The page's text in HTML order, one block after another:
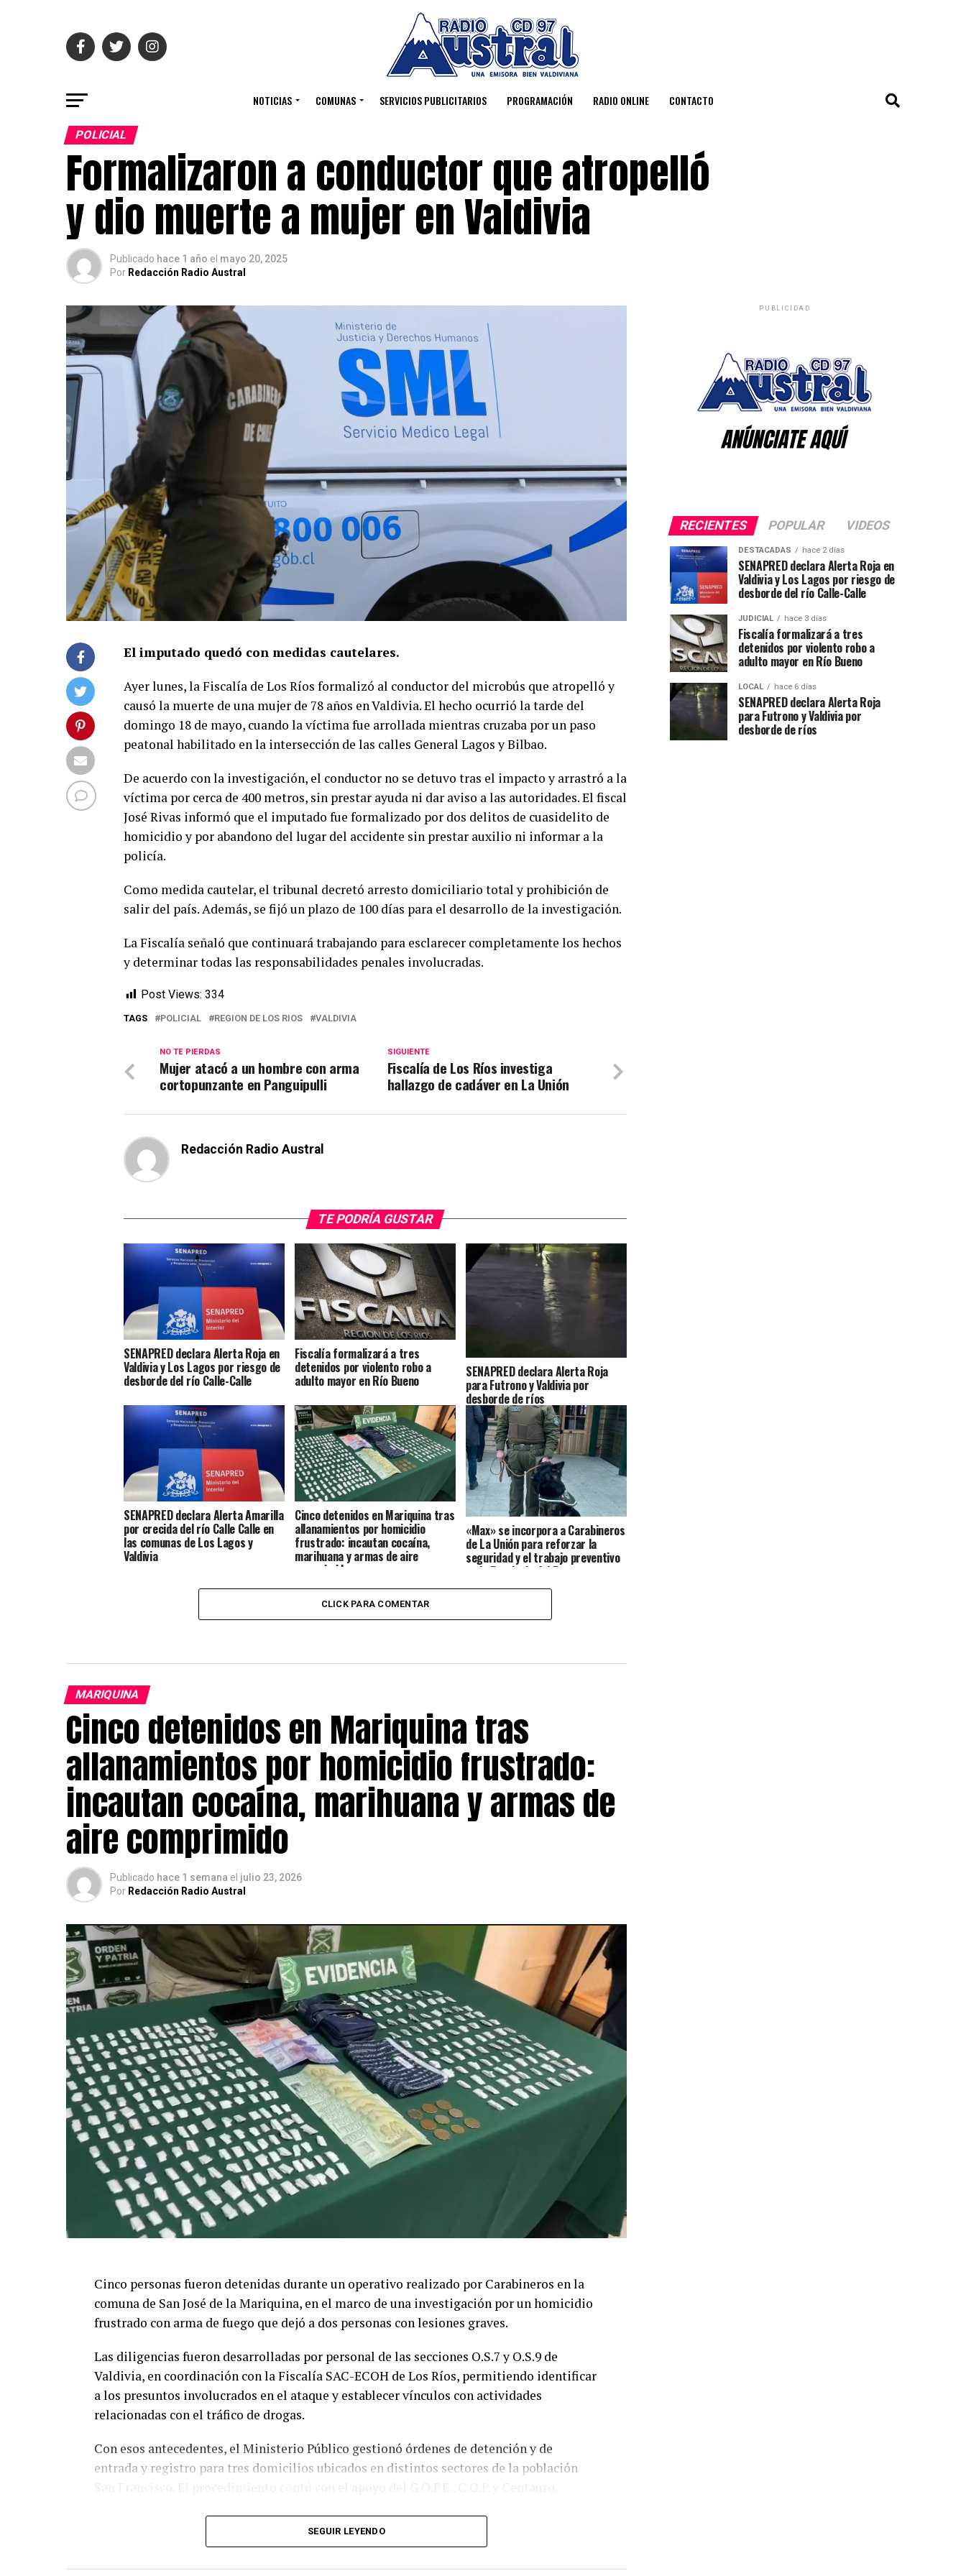
NOTICIAS COMUNAS SERVICIOS PUBLICITARIOS PROGRAMACIÓN RADIO ONLINE CONTACTO
POLICIAL
Formalizaron a conductor que atropelló
y dio muerte a mujer en Valdivia
Publicado hace 1 año el mayo 20, 2025
Por Redacción Radio Austral
El imputado quedó con medidas cautelares.
Ayer lunes, la Fiscalía de Los Ríos formalizó al conductor del microbús que atropelló y
causó la muerte de una mujer de 78 años en Valdivia. El hecho ocurrió la tarde del
domingo 18 de mayo, cuando la víctima fue arrollada mientras cruzaba por un paso
peatonal habilitado en la intersección de las calles General Lagos y Bilbao.
De acuerdo con la investigación, el conductor no se detuvo tras el impacto y arrastró a la
víctima por cerca de 400 metros, sin prestar ayuda ni dar aviso a las autoridades. El fiscal
José Rivas informó que el imputado fue formalizado por dos delitos de cuasidelito de
homicidio y por abandono del lugar del accidente sin prestar auxilio ni informar a la
policía.
Como medida cautelar, el tribunal decretó arresto domiciliario total y prohibición de
salir del país. Además, se fijó un plazo de 100 días para el desarrollo de la investigación.
La Fiscalía señaló que continuará trabajando para esclarecer completamente los hechos
y determinar todas las responsabilidades penales involucradas.
Post Views: 334
TAGS POLICIAL REGION DE LOS RIOS VALDIVIA
SIGUIENTE
Fiscalía de Los Ríos investiga
hallazgo de cadáver en La Unión
NO TE PIERDAS
Mujer atacó a un hombre con arma
cortopunzante en Panguipulli
Redacción Radio Austral
TE PODRÍA GUSTAR
SENAPRED declara Alerta Roja en
Valdivia y Los Lagos por riesgo de
desborde del río Calle-Calle
Fiscalía formalizará a tres
detenidos por violento robo a
adulto mayor en Río Bueno
SENAPRED declara Alerta Roja
para Futrono y Valdivia por
desborde de ríos
SENAPRED declara Alerta Amarilla
por crecida del río Calle Calle en
las comunas de Los Lagos y
Valdivia
Cinco detenidos en Mariquina tras
allanamientos por homicidio
frustrado: incautan cocaína,
marihuana y armas de aire
comprimido
«Max» se incorpora a Carabineros
de La Unión para reforzar la
seguridad y el trabajo preventivo
en la Provincia del Ranco
CLICK PARA COMENTAR
MARIQUINA
Cinco detenidos en Mariquina tras
allanamientos por homicidio frustrado:
incautan cocaína, marihuana y armas de
aire comprimido
Publicado hace 1 semana el julio 23, 2026
Por Redacción Radio Austral
Cinco personas fueron detenidas durante un operativo realizado por Carabineros en la
comuna de San José de la Mariquina, en el marco de una investigación por un homicidio
frustrado con arma de fuego que dejó a dos personas con lesiones graves.
Las diligencias fueron desarrolladas por personal de las secciones O.S.7 y O.S.9 de
Valdivia, en coordinación con la Fiscalía SAC-ECOH de Los Ríos, permitiendo identificar
a los presuntos involucrados en el ataque y establecer vínculos con actividades
relacionadas con el tráfico de drogas.
Con esos antecedentes, el Ministerio Público gestionó órdenes de detención y de
entrada y registro para tres domicilios ubicados en distintos sectores de la población
Como resultado de los allanamientos, Carabineros detuvo a cinco personas. Dos de ellas
SEGUIR LEYENDO
PUBLICIDAD
RECIENTES POPULAR VIDEOS
DESTACADAS hace 2 días
SENAPRED declara Alerta Roja en
Valdivia y Los Lagos por riesgo de
desborde del río Calle-Calle
JUDICIAL hace 3 días
Fiscalía formalizará a tres
detenidos por violento robo a
adulto mayor en Río Bueno
LOCAL hace 6 días
SENAPRED declara Alerta Roja
para Futrono y Valdivia por
desborde de ríos